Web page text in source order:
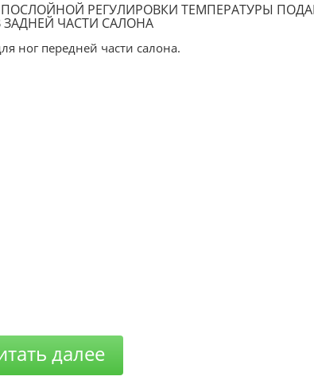
РЕГУЛИРОВКИ ТЕМПЕРАТУРЫ
ЗАДНЕЙ ЧАСТИ САЛОНА
ног передней части салона.
далее